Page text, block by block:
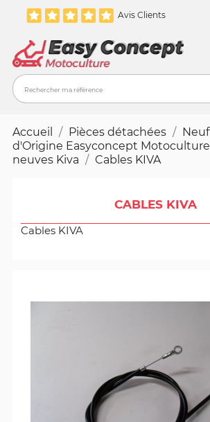
Avis Clients
Accueil Pièces détachées Neuf
d'Origine Easyconcept Motoculture
neuves Kiva
Cables KIVA
CABLES KIVA
Cables KIVA